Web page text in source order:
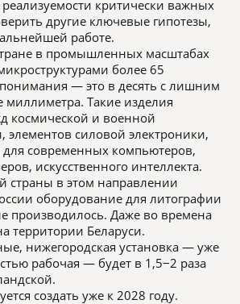
реализуемости критически важных
другие ключевые гипотезы,
работе.
в промышленных масштабах
более 65
— это в десять с лишним
миллиметра. Такие изделия
космической и военной
силовой электроники,
для современных компьютеров,
искусственного интеллекта.
страны в этом направлении
оборудование для литографии
производилось. Даже во времена
территории Беларуси.
нижегородская установка — уже
рабочая — будет в 1,5−2 раза
создать уже к 2028 году.